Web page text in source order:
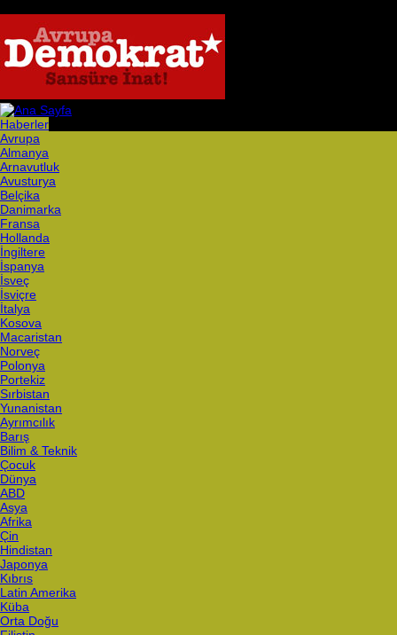
Haberler
Avrupa
Almanya
Arnavutluk
Avusturya
Belçika
Danimarka
Fransa
Hollanda
İngiltere
İspanya
İsveç
İsviçre
İtalya
Kosova
Macaristan
Norveç
Polonya
Portekiz
Sırbistan
Yunanistan
Ayrımcılık
Barış
Bilim & Teknik
Çocuk
Dünya
ABD
Asya
Afrika
Çin
Hindistan
Japonya
Kıbrıs
Latin Amerika
Küba
Orta Doğu